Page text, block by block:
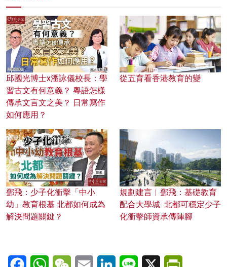
邱國光博士x潘詠儀校長：學
習古文有何意義？ 粵語怎樣
傳承文言文之美？ 日常寫作
如何應用？
從五育看香港教育的變
鄧飛：少子化衝擊「中小
幼」教育根基 北都如何成為
解決問題關鍵？
規劃建言︱鄧飛：基礎教育
配合大學城 北都可穩定少子
化衝擊師資承傳陣腳
FacebookWhatsAppWeChatEmail LinkedInLine X